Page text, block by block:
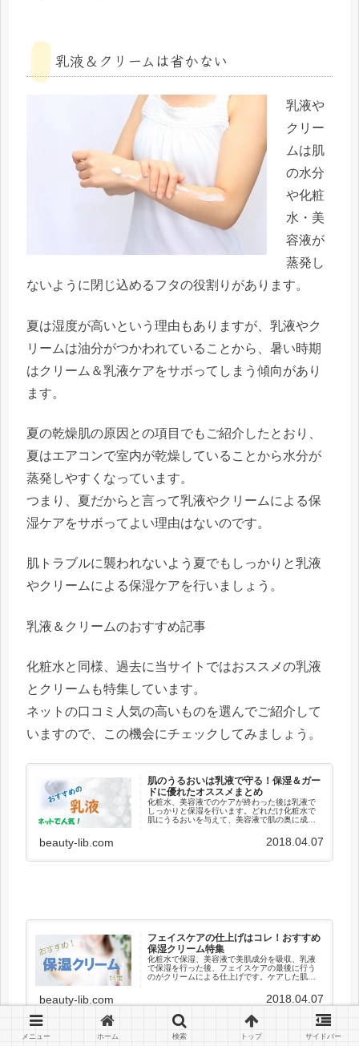
乳液＆クリームは省かない
乳液や
クリー
ムは肌
の水分
や化粧
水・美
容液が
蒸発し
ないように閉じ込めるフタの役割りがあります。
夏は湿度が高いという理由もありますが、乳液やク
リームは油分がつかわれていることから、暑い時期
はクリーム＆乳液ケアをサボってしまう傾向があり
ます。
夏の乾燥肌の原因との項目でもご紹介したとおり、
夏はエアコンで室内が乾燥していることから水分が
蒸発しやすくなっています。
つまり、夏だからと言って乳液やクリームによる保
湿ケアをサボってよい理由はないのです。
肌トラブルに襲われないよう夏でもしっかりと乳液
やクリームによる保湿ケアを行いましょう。
乳液＆クリームのおすすめ記事
化粧水と同様、過去に当サイトではおススメの乳液
とクリームも特集しています。
ネットの口コミ人気の高いものを選んでご紹介して
いますので、この機会にチェックしてみましょう。
肌のうるおいは乳液で守る！保湿＆ガー
ドに優れたオススメまとめ
化粧水、美容液でのケアが終わった後は乳液で
しっかりと保湿を行います。どれだけ化粧水で
肌にうるおいを与えて、美容液で肌の奥に成分
分なケアとは言えません。乳液でうるおいと美
容成分を肌に閉じ込めておく必要...
beauty-lib.com 2018.04.07
フェイスケアの仕上げはコレ！おすすめ
保湿クリーム特集
化粧水で保湿、美容液で美肌成分を吸収、乳液
で保湿を行った後、フェイスケアの最後に行う
のがクリームによる仕上げです。ケアした肌の
タをしてあげると効果的。特に乾燥が厳しい冬
の時期は、しっかりとクリームで...
beauty-lib.com 2018.04.07
メニュー ホーム 検索 トップ サイドバー